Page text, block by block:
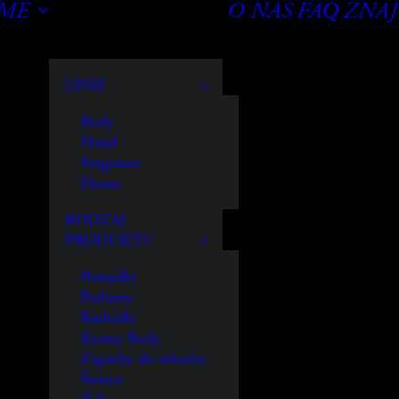
LINIE
Body
Hand
Fragrance
Home
RODZAJ
PRODUKTU
Pomadki
Perfumy
Kadzidła
Kremy Body
Zapachy do włosów
Świece
O NASFAQ